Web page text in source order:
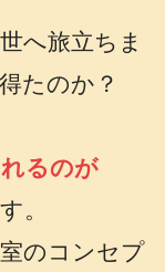
へ旅立ちま
たのか？
るのが
。
のコンセプ